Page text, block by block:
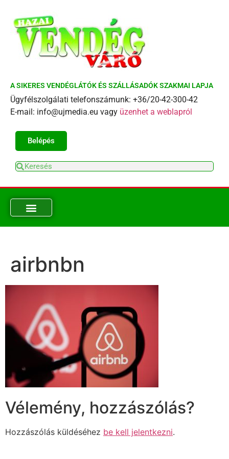
A SIKERES VENDÉGLÁTÓK ÉS SZÁLLÁSADÓK SZAKMAI LAPJA
Ügyfélszolgálati telefonszámunk: +36/20-42-300-42
E-mail: info@ujmedia.eu vagy üzenhet a weblapról
Belépés
airbnbn
Vélemény, hozzászólás?
Hozzászólás küldéséhez be kell jelentkezni.